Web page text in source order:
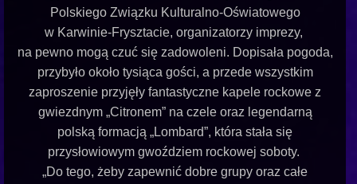
Polskiego Związku Kulturalno-Oświatowego
w Karwinie-Frysztacie, organizatorzy imprezy,
na pewno mogą czuć się zadowoleni. Dopisała pogoda,
przybyło około tysiąca gości, a przede wszystkim
zaproszenie przyjęły fantastyczne kapele rockowe z
gwiezdnym „Citronem” na czele oraz legendarną
polską formacją „Lombard”, która stała się
przysłowiowym gwoździem rockowej soboty.
„Do tego, żeby zapewnić dobre grupy oraz całe